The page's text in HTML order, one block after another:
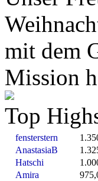
mit dem
Mission
Top
fensterstern
AnastasiaB
Hatschi
Amira